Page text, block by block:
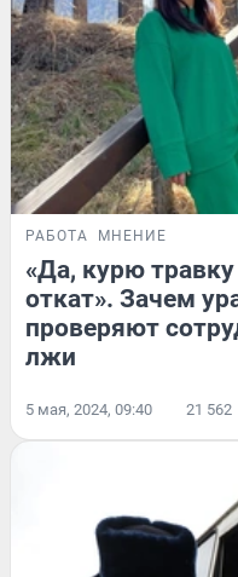
РАБОТА МНЕНИЕ
«Да, курю
откат». Зачем
проверяют
лжи
5 мая, 2024, 09:40 21 562